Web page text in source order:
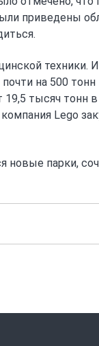
приведены
техники.
на 500 тонн
тысяч тонн
Lego
новые парки,